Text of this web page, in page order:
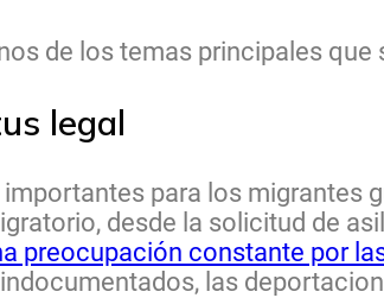
de los temas principales
legal
para los
desde la solicitud de
preocupación constante por
las